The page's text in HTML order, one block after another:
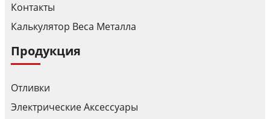
Контакты
Калькулятор Веса Металла
Продукция
Отливки
Электрические Аксессуары